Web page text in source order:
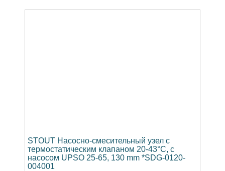
STOUT Насосно-смесительный узел с
термостатическим клапаном 20-43°C, с
насосом UPSO 25-65, 130 mm *SDG-0120-
004001